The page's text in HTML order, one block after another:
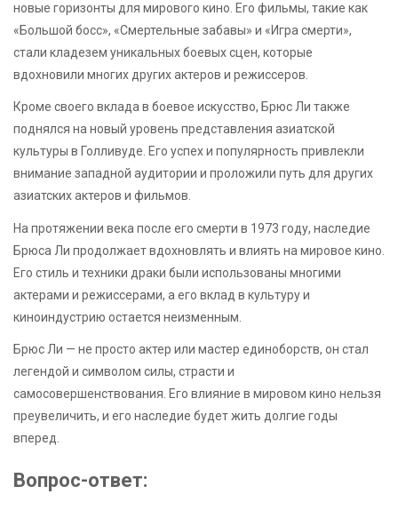
новые горизонты для мирового кино. Его фильмы, такие как
«Большой босс», «Смертельные забавы» и «Игра смерти»,
стали кладезем уникальных боевых сцен, которые
вдохновили многих других актеров и режиссеров.
Кроме своего вклада в боевое искусство, Брюс Ли также
поднялся на новый уровень представления азиатской
культуры в Голливуде. Его успех и популярность привлекли
внимание западной аудитории и проложили путь для других
азиатских актеров и фильмов.
На протяжении века после его смерти в 1973 году, наследие
Брюса Ли продолжает вдохновлять и влиять на мировое кино.
Его стиль и техники драки были использованы многими
актерами и режиссерами, а его вклад в культуру и
киноиндустрию остается неизменным.
Брюс Ли — не просто актер или мастер единоборств, он стал
легендой и символом силы, страсти и
самосовершенствования. Его влияние в мировом кино нельзя
преувеличить, и его наследие будет жить долгие годы
вперед.
Вопрос-ответ: